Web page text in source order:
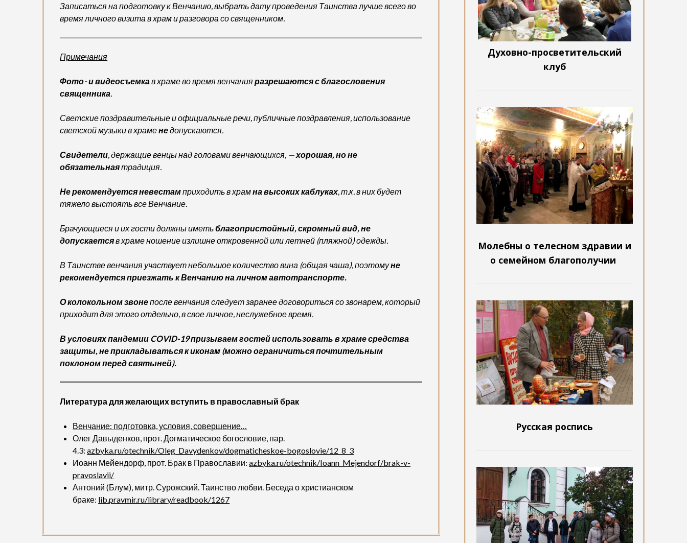
Записаться на подготовку к Венчанию, выбрать дату проведения Таинства лучше всего во
время личного визита в храм и разговора со священником.
Примечания
Фото- и видеосъемкав храме во время венчанияразрешаютсяс благословения
священника.
Светские поздравительные и официальные речи, публичные поздравления, использование
светской музыки в храменедопускаются.
Свидетели, держащие венцы над головами венчающихся, —хорошая, но не
обязательнаятрадиция.
Не рекомендуетсяневестамприходить в храмна высоких каблуках, т.к. в них будет
тяжело выстоять все Венчание.
Брачующиеся и их гости должны иметьблагопристойный, скромный вид,не
допускаетсяв храме ношение излишне откровенной или летней (пляжной) одежды.
В Таинстве венчания участвует небольшое количество вина (общая чаша), поэтомуне
рекомендуется приезжать к Венчанию на личном автотранспорте.
О колокольном звонепосле венчания следует заранее договориться со звонарем, который
приходит для этого отдельно, в свое личное, неслужебное время.
В условиях пандемии COVID-19 призываем гостей использовать в храме средства
защиты, не прикладываться к иконам (можно ограничиться почтительным
поклоном перед святыней).
Литература для желающих вступить в православный брак
Венчание: подготовка, условия, совершение…
Олег Давыденков, прот. Догматическое богословие, пар.
4.3:azbyka.ru/otechnik/Oleg_Davydenkov/dogmaticheskoe-bogoslovie/12_8_3
Иоанн Мейендорф, прот. Брак в Православии:azbyka.ru/otechnik/Ioann_Mejendorf/brak-v-
pravoslavii/
Антоний (Блум), митр. Сурожский. Таинство любви. Беседа о христианском
браке: lib.pravmir.ru/library/readbook/1267
Духовно-просветительский
клуб
Молебны о телесном здравии и
о семейном благополучии
Русская роспись